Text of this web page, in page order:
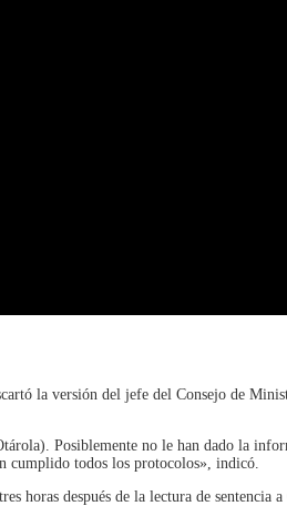
la versión del jefe del Consejo de
Posiblemente no le han dado la
cumplido todos los protocolos», indicó.
horas después de la lectura de sentencia